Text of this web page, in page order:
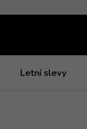
Letní slevy